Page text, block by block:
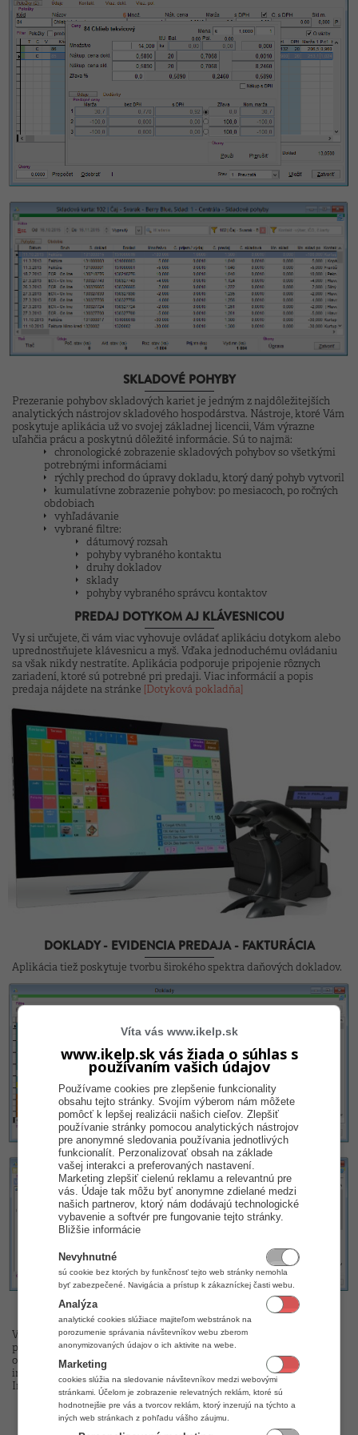
SKLADOVÉ POHYBY
Prezeranie pohybov skladových kariet je jedným z najdôležitejších
analytických nástrojov skladového hospodárstva. Nástroje, ktoré Vám
poskytuje aplikácia už vo svojej základnej licencii, Vám výrazne
uľahčia prácu a poskytnú dôležité informácie. Sú to najmä:
chronologické zobrazenie skladových pohybov so všetkými
potrebnými informáciami
rýchly prechod do úpravy dokladu, ktorý daný pohyb vytvoril
kumulatívne zobrazenie pohybov: po mesiacoch, po ročných
obdobiach
vyhľadávanie
vybrané filtre:
dátumový rozsah
pohyby vybraného kontaktu
druhy dokladov
sklady
pohyby vybraného správcu kontaktov
PREDAJ DOTYKOM AJ KLÁVESNICOU
Vy si určujete, či vám viac vyhovuje ovládať aplikáciu dotykom alebo
uprednostňujete klávesnicu a myš. Vďaka jednoduchému ovládaniu
sa však nikdy nestratíte. Aplikácia podporuje pripojenie rôznych
zariadení, ktoré sú potrebné pri predaji. Viac informácií a popis
predaja nájdete na stránke [Dotyková pokladňa]
DOKLADY - EVIDENCIA PREDAJA - FAKTURÁCIA
Aplikácia tiež poskytuje tvorbu širokého spektra daňových dokladov.
ADRESÁR KONTAKTOV
V aplikácii iKelp Pokladňa a Sklad umožňuje adresár kontaktov
pomerne širokú funkcionalitu. Slúži na evidenciu dodávateľov,
odberateľov a koncových zákazníkov. Zároveň získavate prehľadné
informácie o každom odberateľovi/dodávateľovi.
Informácie, ktoré je možné evidovať v kontaktoch:
obchodné meno, pobočka, hlavná kontaktná osoba
adresa sídla
IČO, DIČ, IČ DPH
Víta vás www.ikelp.sk
www.ikelp.sk vás žiada o súhlas s
používaním vašich údajov
Používame cookies pre zlepšenie funkcionality
obsahu tejto stránky. Svojím výberom nám môžete
pomôcť k lepšej realizácii našich cieľov. Zlepšiť
používanie stránky pomocou analytických nástrojov
pre anonymné sledovania používania jednotlivých
funkcionalít. Perzonalizovať obsah na základe
vašej interakci a preferovaných nastavení.
Marketing zlepšiť cielenú reklamu a relevantnú pre
vás. Údaje tak môžu byť anonymne zdielané medzi
našich partnerov, ktorý nám dodávajú technologické
vybavenie a softvér pre fungovanie tejto stránky.
Bližšie informácie
Nevyhnutné
sú cookie bez ktorých by funkčnosť tejto web stránky nemohla
byť zabezpečené. Navigácia a prístup k zákazníckej časti webu.
Analýza
analytické cookies slúžiace majiteľom webstránok na
porozumenie správania návštevníkov webu zberom
anonymizovaných údajov o ich aktivite na webe.
Marketing
cookies slúžia na sledovanie návštevníkov medzi webovými
stránkami. Účelom je zobrazenie relevatných reklám, ktoré sú
hodnotnejšie pre vás a tvorcov reklám, ktorý inzerujú na týchto a
iných web stránkach z pohľadu vášho záujmu.